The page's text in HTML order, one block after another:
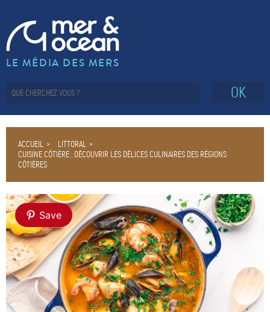
LE MÉDIA DES MERS
OK
ACCUEIL
LITTORAL
CUISINE CÔTIÈRE : DÉCOUVRIR LES DÉLICES CULINAIRES DES RÉGIONS
CÔTIÈRES
Save